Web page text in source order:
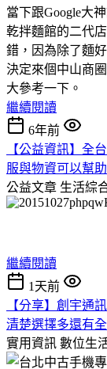
當下跟Google大
乾拌麵館的二代
錯，因為除了麵
決定來個中山商
大參考一下。
繼續閱讀
6年前
【公益資訊】全
服與物資可以幫
公益文章 生活綜
繼續閱讀
1天前
【分享】創宇通
清楚選擇多還有
實用資訊 數位生